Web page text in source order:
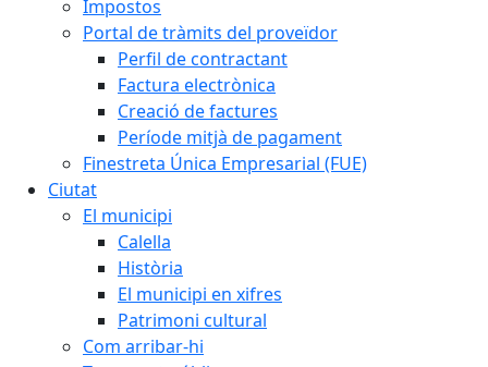
Impostos
Portal de tràmits del proveïdor
Perfil de contractant
Factura electrònica
Creació de factures
Període mitjà de pagament
Finestreta Única Empresarial (FUE)
Ciutat
El municipi
Calella
Història
El municipi en xifres
Patrimoni cultural
Com arribar-hi